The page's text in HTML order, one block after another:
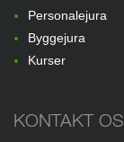
Personalejura
Byggejura
Kurser
KONTAKT OS